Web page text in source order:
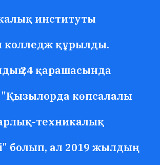
институты
құрылды.
24 қарашасында
көпсалалы
техникалық
болып, ал 2019 жылдың